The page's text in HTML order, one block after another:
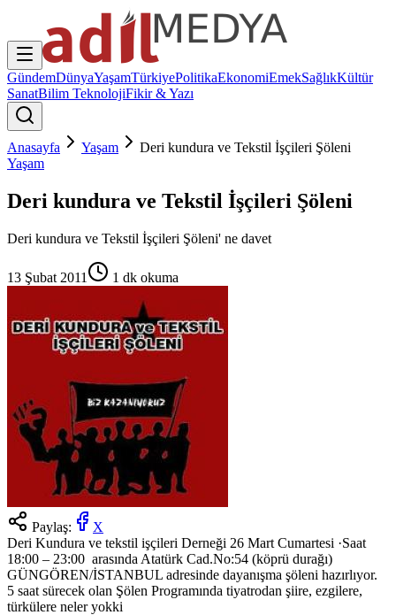
GündemDünyaYaşamTürkiyePolitikaEkonomiEmekSağlıkKültür
SanatBilim TeknolojiFikir & Yazı
Anasayfa Yaşam
Deri kundura ve Tekstil İşçileri Şöleni
Yaşam
Deri kundura ve Tekstil İşçileri Şöleni
Deri kundura ve Tekstil İşçileri Şöleni' ne davet
13 Şubat 2011 1 dk okuma
Paylaş:
X
Deri Kundura ve tekstil işçileri Derneği 26 Mart Cumartesi ·Saat
18:00 – 23:00 arasında Atatürk Cad.No:54 (köprü durağı)
GÜNGÖREN/İSTANBUL adresinde dayanışma şöleni hazırlıyor.
5 saat sürecek olan Şölen Programında tiyatrodan şiire, ezgilere,
türkülere neler yokki